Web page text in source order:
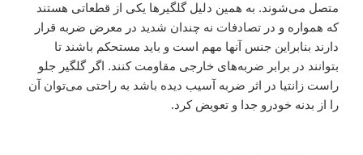
متصل می‌شوند. به همین دلیل گلگیرها یکی از قطعاتی هستند
که همواره و در تصادفات نه چندان شدید در معرض ضربه قرار
دارند بنابراین جنس آنها مهم است و باید مستحکم باشند تا
بتوانند در برابر ضربه‌های خارجی مقاومت کنند. اگر گلگیر جلو
راست زانتیا در اثر ضربه آسیب دیده باشد به راحتی می‌توان آن
را از بدنه خودرو جدا و تعویض کرد.